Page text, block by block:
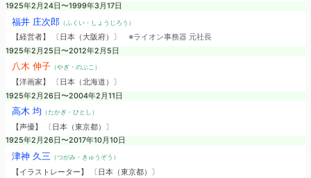
1925年2月24日〜1999年3月17日
福井 庄次郎（ふくい・しょうじろう）
【経営者】 〔日本（大阪府）〕 ※ライオン事務器 元社長
1925年2月25日〜2012年2月5日
八木 伸子（やぎ・のぶこ）
【洋画家】 〔日本（北海道）〕
1925年2月26日〜2004年2月11日
高木 均 （たかぎ・ひとし）
【声優】 〔日本（東京都）〕
1925年2月26日〜2017年10月10日
津神 久三 （つがみ・きゅうぞう）
【イラストレーター】 〔日本（東京都）〕